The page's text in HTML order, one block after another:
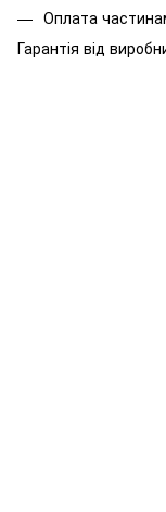
Оплата
Гарантія від